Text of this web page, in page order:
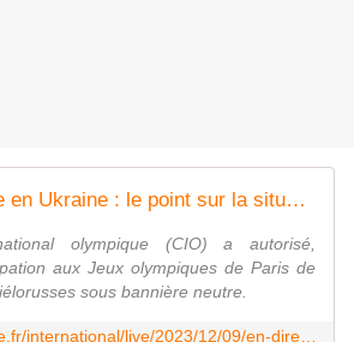
En direct, guerre en Ukraine : le point sur la situation
olympique (CIO) a autorisé,
aux Jeux olympiques de Paris de
sous bannière neutre.